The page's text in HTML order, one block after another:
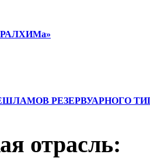
РЕЗЕРВУАРНОГО
отрасль: